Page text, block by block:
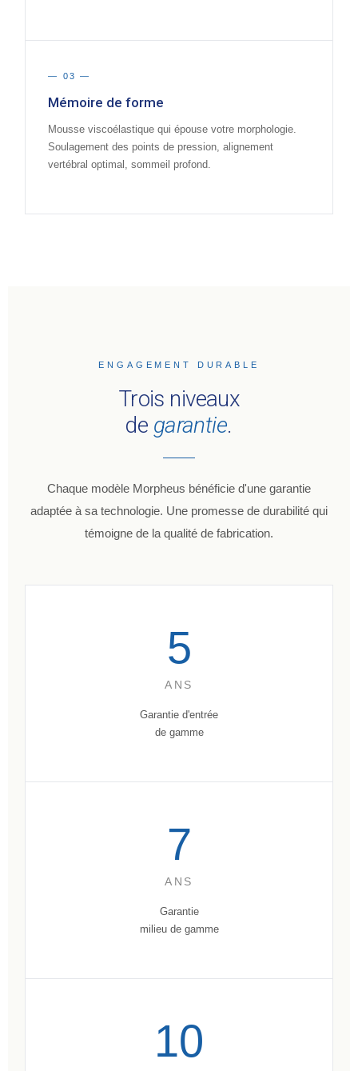
— 03 —
Mémoire de forme
Mousse viscoélastique qui épouse votre morphologie.
Soulagement des points de pression, alignement
vertébral optimal, sommeil profond.
ENGAGEMENT DURABLE
Trois niveaux
de garantie.
Chaque modèle Morpheus bénéficie d'une garantie
adaptée à sa technologie. Une promesse de durabilité qui
témoigne de la qualité de fabrication.
5
ANS
Garantie d'entrée
de gamme
7
ANS
Garantie
milieu de gamme
10